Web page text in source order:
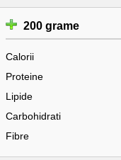
200 grame
Calorii
Proteine
Lipide
Carbohidrati
Fibre